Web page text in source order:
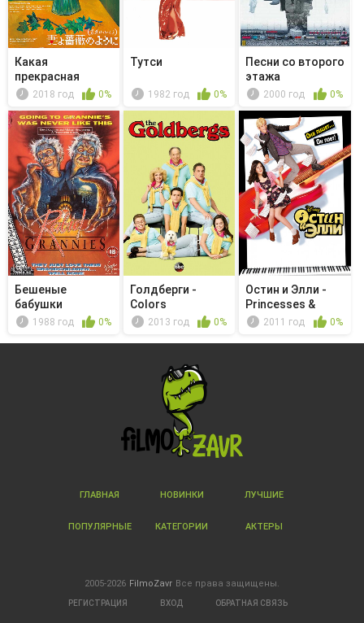
Какая
прекрасная
семья 3
2018 год 0%
Тутси
1982 год 0%
Песни со второго
этажа
2000 год 0%
Бешеные
бабушки
1988 год 0%
Голдберги -
Colors
2013 год 0%
Остин и Элли -
Princesses &
Prizes2011 год 0%
ГЛАВНАЯ НОВИНКИ ЛУЧШИЕ
ПОПУЛЯРНЫЕ КАТЕГОРИИ АКТЕРЫ
2005-2026 FilmoZavr Все права защищены.
РЕГИСТРАЦИЯ ВХОД ОБРАТНАЯ СВЯЗЬ